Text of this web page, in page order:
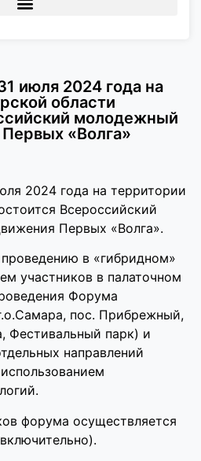
июля 2024 года на
области
молодежный
«Волга»
2024 года на территории
Всероссийский
Первых «Волга».
в «гибридном»
участников в палаточном
Форума
пос. Прибрежный,
Фестивальный парк) и
направлений
форума осуществляется